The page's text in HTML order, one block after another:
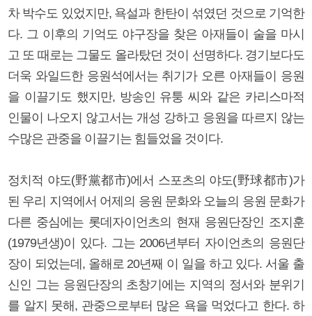
차 박수도 있었지만, 욕설과 한탄이 섞였던 것으로 기억한
다. 그 이후의 기억도 야구장을 찾은 아재들이 술을 마시
고 또 때로는 그물도 올라탔던 것이 선명하다. 경기보다도
더욱 와일드한 응원석에서는 취기가 오른 아재들이 응원
을 이끌기도 했지만, 방송인 유퉁 씨와 같은 카리스마적
인물이 나오지 않고서는 개성 강하고 응원을 따르지 않는
수많은 관중을 이끌기는 힘들었을 것이다.
정치적 야도(野黨都市)에서 스포츠의 야도(野球都市)가
된 우리 지역에서 어제의 응원 문화와 오늘의 응원 문화가
다른 중심에는 롯데자이언츠의 현재 응원단장인 조지훈
(1979년생)이 있다. 그는 2006년부터 자이언츠의 응원단
장이 되었는데, 올해로 20년째 이 일을 하고 있다. 서울 출
신인 그는 응원단장의 초창기에는 지역의 정서와 분위기
를 알지 못해, 관중으로부터 많은 욕을 먹었다고 한다. 하